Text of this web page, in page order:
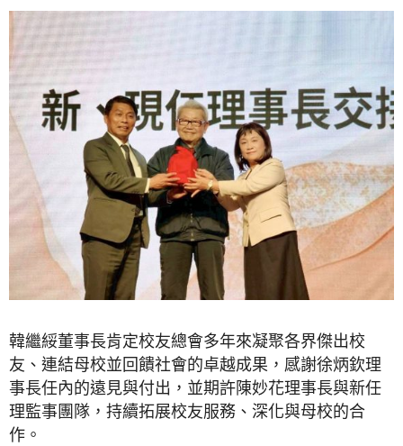
韓繼綏董事長肯定校友總會多年來凝聚各界傑出校
友、連結母校並回饋社會的卓越成果，感謝徐炳欽理
事長任內的遠見與付出，並期許陳妙花理事長與新任
理監事團隊，持續拓展校友服務、深化與母校的合
作。